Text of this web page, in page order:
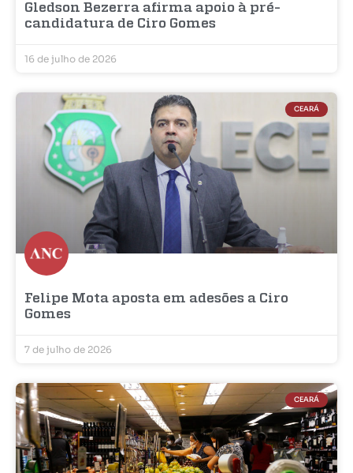
Gledson Bezerra afirma apoio à pré-
candidatura de Ciro Gomes
16 de julho de 2026
CEARÁ
Felipe Mota aposta em adesões a Ciro
Gomes
7 de julho de 2026
CEARÁ